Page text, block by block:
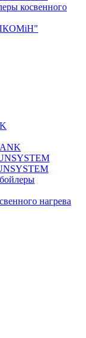
косвенного
нагрева